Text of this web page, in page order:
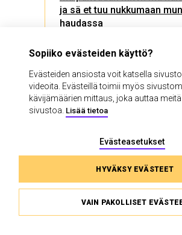
ja sä et tuu nukkumaan mun
haudassa
PIENI NÄYTTÄMÖ
TUTUSTU JA OSTA LIPPU
Sopiiko evästeiden käyttö?
Evästeiden ansiosta voit katsella
videoita. Evästeillä toimii myös
kävijämäärien mittaus, joka auttaa
sivustoa. Lisää tietoa
Evästeasetukset
HYVÄKSY EVÄSTEET
VAIN PAKOLLISET